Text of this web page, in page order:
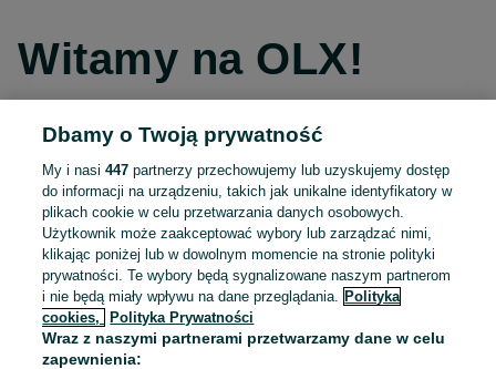
Witamy na OLX!
Kontynuuj przez Facebooka
Kontynuuj przez konto Apple
Kontynuuj przez konto Google
LUB
Dbamy o Twoją prywatność
My i nasi447 partnerzy przechowujemy lub uzyskujemy dostęp
do informacji na urządzeniu, takich jak unikalne identyfikatory w
plikach cookie w celu przetwarzania danych osobowych.
Użytkownik może zaakceptować wybory lub zarządzać nimi,
klikając poniżej lub w dowolnym momencie na stronie polityki
prywatności. Te wybory będą sygnalizowane naszym partnerom
i nie będą miały wpływu na dane przeglądania.
Polityka
cookies,
Polityka Prywatności
Wraz z naszymi partnerami przetwarzamy dane w celu
zapewnienia: